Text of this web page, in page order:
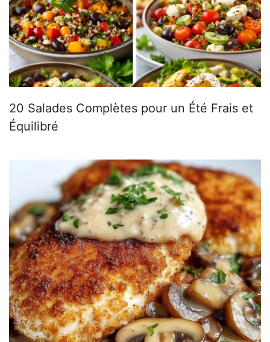
20 Salades Complètes pour un Été Frais et
Équilibré